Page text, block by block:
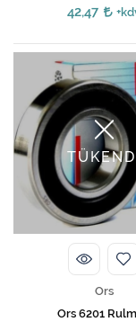
42,47
Ors
Ors 6201